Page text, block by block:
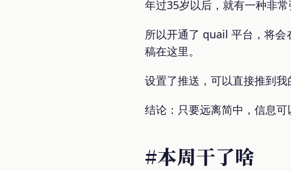
年过35岁以后，就有一种非常
所以开通了 quail 平台，将
稿在这里。
设置了推送，可以直接推到
结论：只要远离简中，信息可
#本周干了啥